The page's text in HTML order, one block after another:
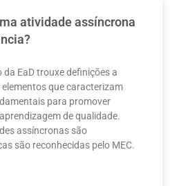
atividade assíncrona
EaD trouxe definições a
que caracterizam
para promover
de qualidade.
assíncronas são
são reconhecidas pelo MEC.